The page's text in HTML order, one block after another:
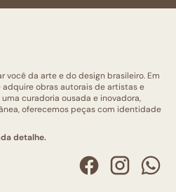
você da arte e do design brasileiro. Em
obras autorais de artistas e
curadoria ousada e inovadora,
oferecemos peças com identidade
detalhe.